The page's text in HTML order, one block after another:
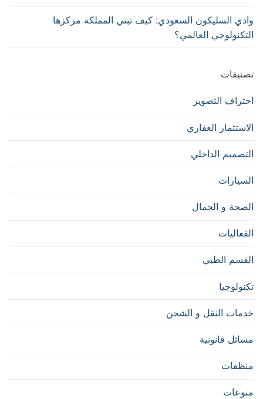
وادي السليكون السعودي: كيف تبني المملكة مركزها
التكنولوجي العالمي؟
تصنيفات
احتراف التصوير
الاستثمار العقاري
التصميم الداخلي
السيارات
الصحة و الجمال
الفعاليات
القسم الطبي
تكنولوجيا
خدمات النقل و الشحن
مسائل قانونية
منظفات
منوعات